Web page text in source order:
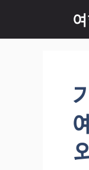
츠